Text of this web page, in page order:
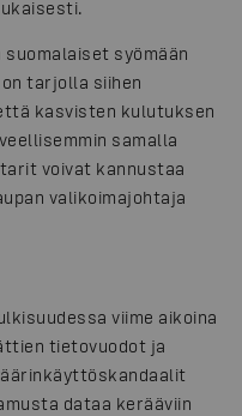
syömään
tarjolla siihen
kasvisten kulutuksen
samalla
voivat kannustaa
valikoimajohtaja
viime aikoina
tietovuodot ja
dataa kerääviin